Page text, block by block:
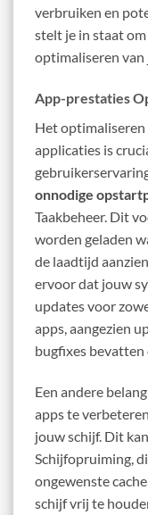
verbruiken en
stelt je in staat
optimaliseren van
App-prestaties
Het
applicaties is
onnodige
Taakbeheer. Dit
worden geladen
de laadtijd
ervoor dat jouw
updates voor
apps, aangezien
bugfixes
Een andere
apps te
jouw schijf. Dit
Schijfopruiming,
ongewenste
schijf vrij te